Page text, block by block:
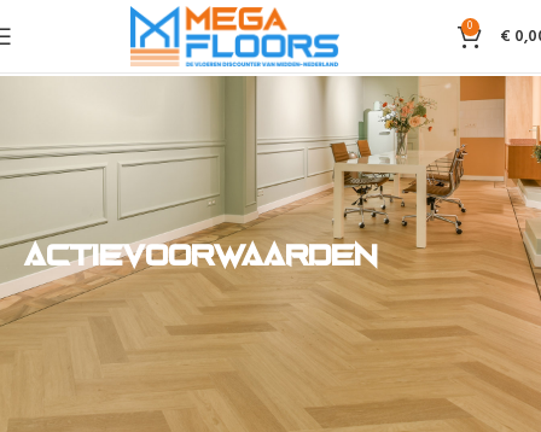
0 €
Actievoorwaarden